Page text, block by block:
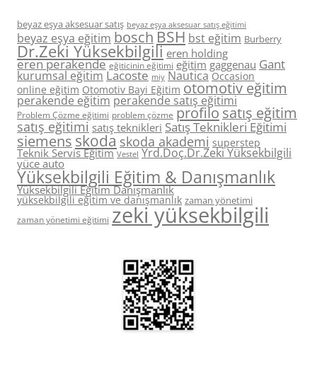
beyaz eşya aksesuar satış beyaz eşya aksesuar satış eğitimi
beyaz eşya eğitim boschBSH bst eğitim Burberry
Dr.Zeki Yüksekbilgili eren holding
eren perakende eğiticinin eğitimi eğitim gaggenau Gant
kurumsal eğitim Lacoste miy Nautica Occasion
online eğitim Otomotiv Bayi Eğitim otomotiv eğitim
perakende eğitim perakende satış eğitimi
Problem Çözme eğitimi problem çözme profilo satış eğitim
satış eğitimi satış teknikleri Satış Teknikleri Eğitimi
siemens skoda skoda akademi superstep
Teknik Servis Eğitim Vestel Yrd.Doç.Dr.Zeki Yüksekbilgili
yüce auto
Yüksekbilgili Eğitim & Danışmanlık
Yüksekbilgili Eğitim Danışmanlık
yüksekbilgili eğitim ve danışmanlık zaman yönetimi
zaman yönetimi eğitimi zeki yüksekbilgili